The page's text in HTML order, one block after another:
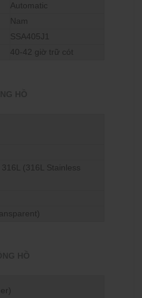
Automatic
Nam
SSA405J1
40-42 giờ trữ cót
(316L Stainless